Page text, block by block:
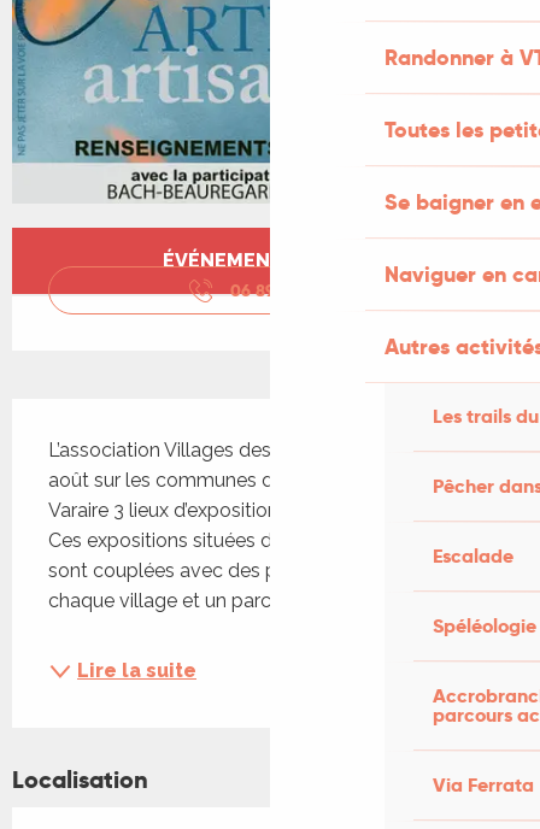
Randonner à
Toutes les
Se baigner en
Naviguer en
Autres
Les trails
Pêcher
Escalade
Spéléologie
parcours
Via Ferrata
Ouverture et coordonnées
ÉVÉNEMENT TERMINÉ
06 89 73 73
L’association Villages des Arts organise les 1er et 2
août sur les communes de Beauregard, Saillac et
Varaire 3 lieux d’exposition de créateurs et artistes.
Ces expositions situées dans les salles des fêtes
sont couplées avec des parcours pédestres dans
chaque village et un parcours soit pédestre...
Lire la suite
Localisation